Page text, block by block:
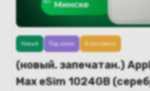
(новый. запечатан.)
Max eSim 1024GB
Новый Под заказ В рассрочку